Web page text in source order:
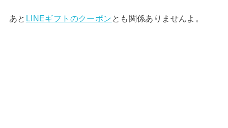
あと LINEギフトのクーポン とも関係ありませんよ。